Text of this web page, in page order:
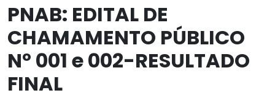
PNAB: EDITAL DE
CHAMAMENTO PÚBLICO
Nº 001 e 002-RESULTADO
FINAL